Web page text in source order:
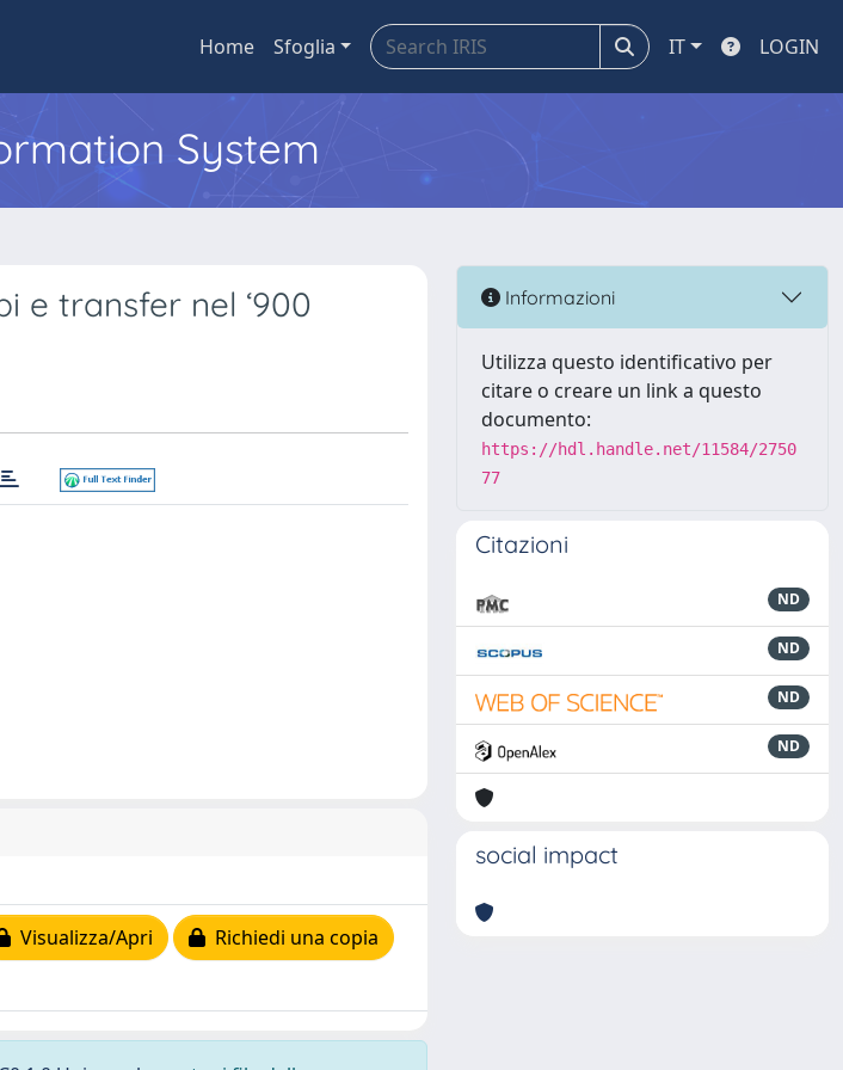
Home Sfoglia IT LOGIN
System
e transfer nel ‘900
Visualizza/Apri Richiedi una copia
Informazioni
Utilizza questo identificativo per
citare o creare un link a questo
documento:
https://hdl.handle.net/11584/2750
77
Citazioni
ND
ND
ND
ND
social impact